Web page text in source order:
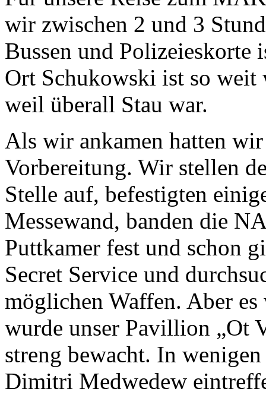
wir zwischen 2 und 3
Bussen und
Ort Schukowski ist so weit
weil überall Stau war.
Als wir ankamen hatten
Vorbereitung. Wir stellen
Stelle auf, befestigten
Messewand, banden die
Puttkamer fest und schon
Secret Service und
möglichen Waffen. Aber
wurde unser Pavillion „Ot
streng bewacht. In
Dimitri Medwedew